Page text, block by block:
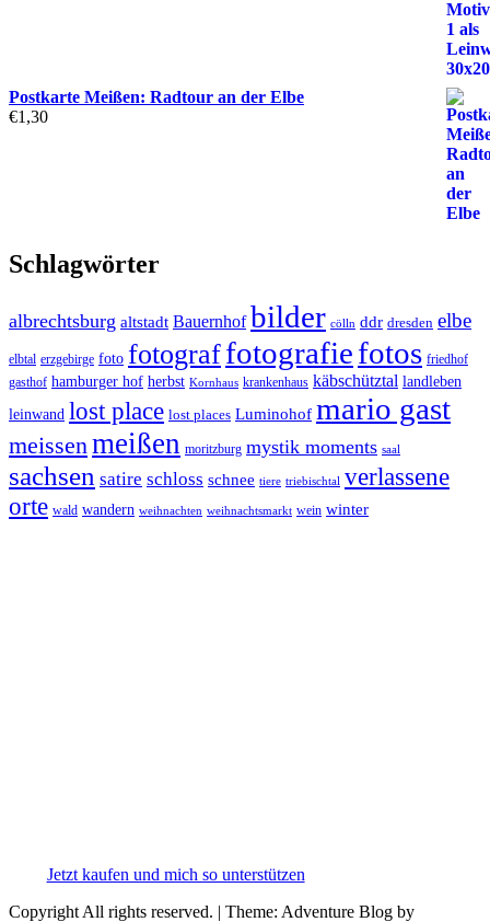
Postkarte Meißen: Radtour an der Elbe
€1,30
Schlagwörter
albrechtsburg altstadt Bauernhof bilder cölln ddr dresden elbe
elbtal erzgebirge foto fotograffotografiefotos friedhof
gasthof hamburger hof herbst Kornhaus krankenhaus käbschütztal landleben
leinwand lost place lost places Luminohof mario gast
meissenmeißen moritzburg mystik moments saal
sachsen satire schloss schnee tiere triebischtal verlassene
orte wald wandern weihnachten weihnachtsmarkt wein winter
Jetzt kaufen und mich so unterstützen
Copyright All rights reserved. | Theme: Adventure Blog by